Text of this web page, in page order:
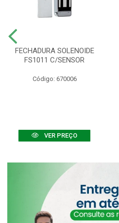
FECHADURA SOLENOIDE
FS1011 C/SENSOR
Código: 670006
VER PREÇO